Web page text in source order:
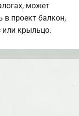
может
проект балкон,
или крыльцо.